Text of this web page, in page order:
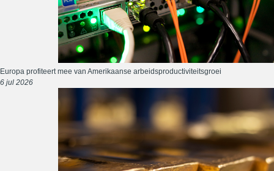
Europa profiteert mee van Amerikaanse arbeidsproductiviteitsgroei
6 jul 2026